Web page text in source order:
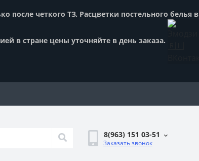
четкого ТЗ. Расцветки постельного белья в
в стране цены уточняйте в день заказа.
8(963) 151 03-51
Заказать звонок